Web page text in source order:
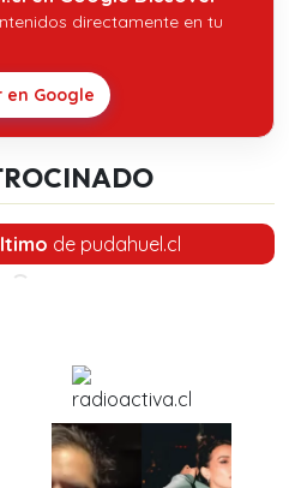
directamente en tu
en Google
de pudahuel.cl